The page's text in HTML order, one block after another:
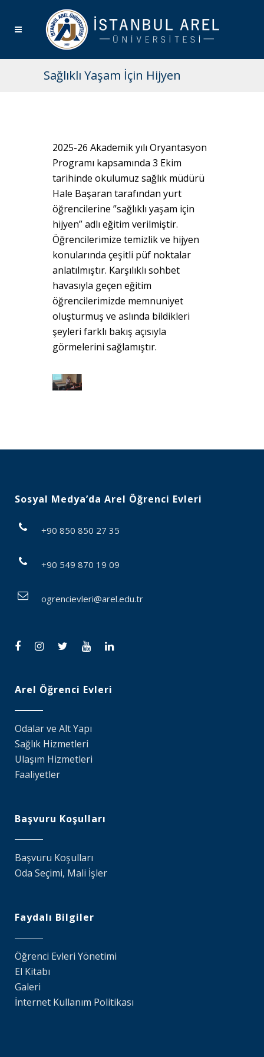
Sağlıklı Yaşam İçin Hijyen
2025-26 Akademik yılı Oryantasyon
Programı kapsamında 3 Ekim
tarihinde okulumuz sağlık müdürü
Hale Başaran tarafından yurt
öğrencilerine ”sağlıklı yaşam için
hijyen” adlı eğitim verilmiştir.
Öğrencilerimize temizlik ve hijyen
konularında çeşitli püf noktalar
anlatılmıştır. Karşılıklı sohbet
havasıyla geçen eğitim
öğrencilerimizde memnuniyet
oluşturmuş ve aslında bildikleri
şeyleri farklı bakış açısıyla
görmelerini sağlamıştır.
Sosyal Medya’da Arel Öğrenci Evleri
+90 850 850 27 35
+90 549 870 19 09
ogrencievleri@arel.edu.tr
Arel Öğrenci Evleri
Odalar ve Alt Yapı
Sağlık Hizmetleri
Ulaşım Hizmetleri
Faaliyetler
Başvuru Koşulları
Başvuru Koşulları
Oda Seçimi, Mali İşler
Faydalı Bilgiler
Öğrenci Evleri Yönetimi
El Kitabı
Galeri
İnternet Kullanım Politikası